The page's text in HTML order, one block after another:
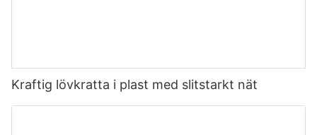
Kraftig lövkratta i plast med slitstarkt nät